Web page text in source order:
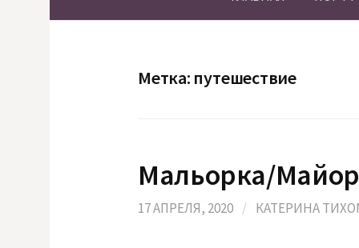
Метка: путешествие
Мальорка/
17 АПРЕЛЯ, 2020 / КАТЕРИНА